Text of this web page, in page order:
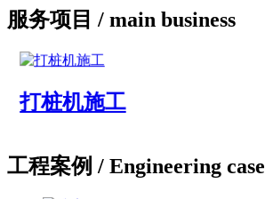
服务项目 / main business
打桩机施工
工程案例 / Engineering case